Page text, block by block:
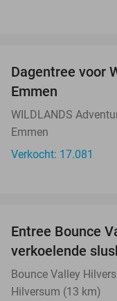
Dagentree voor
Emmen
WILDLANDS
Emmen
Verkocht: 17.081
Entree Bounce
verkoelende
Bounce Valley
Hilversum (13 km)